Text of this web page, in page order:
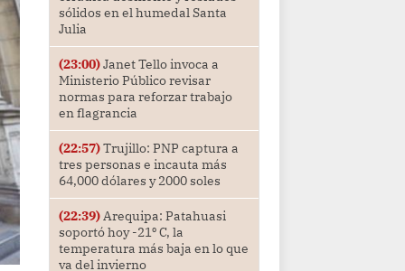
sólidos en el humedal Santa
Julia
(23:00)Janet Tello invoca a
Ministerio Público revisar
normas para reforzar trabajo
en flagrancia
(22:57)Trujillo: PNP captura a
tres personas e incauta más
64,000 dólares y 2000 soles
(22:39)Arequipa: Patahuasi
soportó hoy -21⁰ C, la
temperatura más baja en lo que
va del invierno